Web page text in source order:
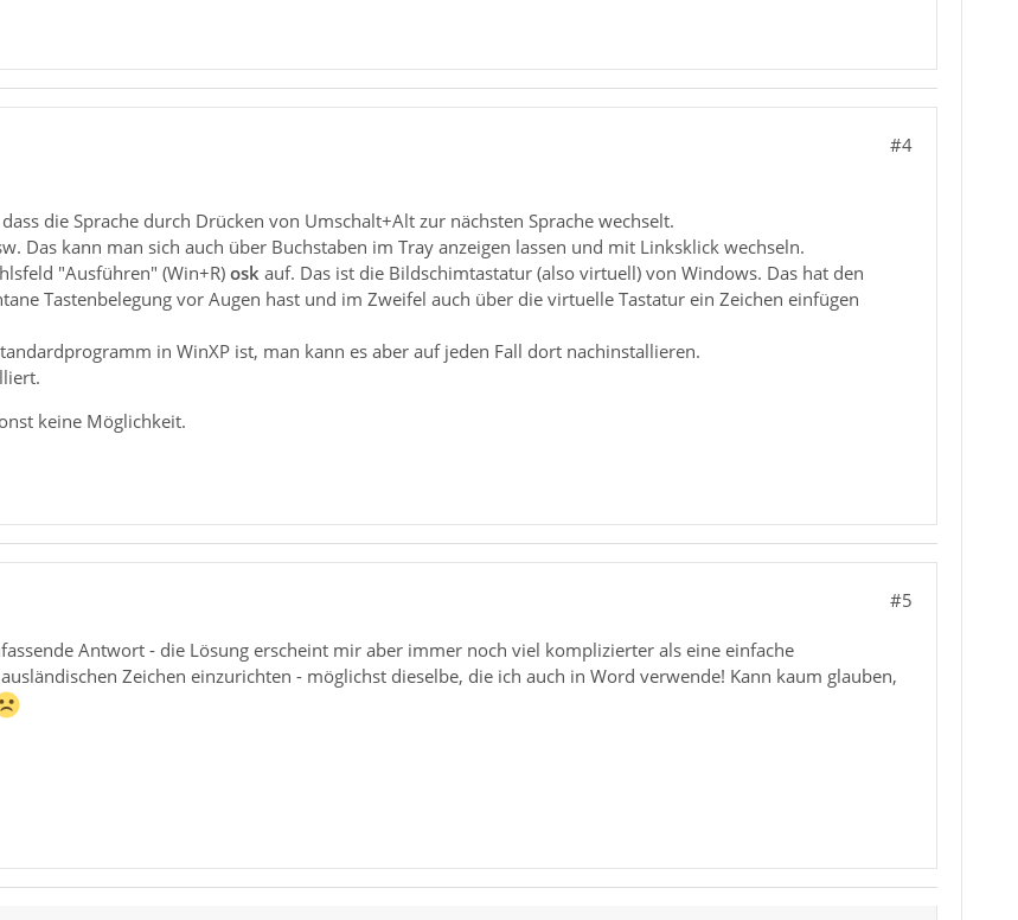
#4
die Sprache durch Drücken von Umschalt+Alt zur nächsten Sprache wechselt.
Das kann man sich auch über Buchstaben im Tray anzeigen lassen und mit Linksklick wechseln.
"Ausführen" (Win+R) oskauf. Das ist die Bildschimtastatur (also virtuell) von Windows. Das hat den
Tastenbelegung vor Augen hast und im Zweifel auch über die virtuelle Tastatur ein Zeichen einfügen
in WinXP ist, man kann es aber auf jeden Fall dort nachinstallieren.
keine Möglichkeit.
#5
Antwort - die Lösung erscheint mir aber immer noch viel komplizierter als eine einfache
Zeichen einzurichten - möglichst dieselbe, die ich auch in Word verwende! Kann kaum glauben,